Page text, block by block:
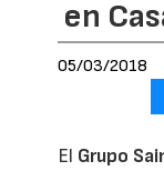
en
05/03/2018
El Grupo